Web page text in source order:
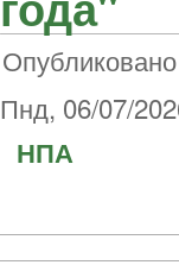
Пнд, 06/07/
НПА